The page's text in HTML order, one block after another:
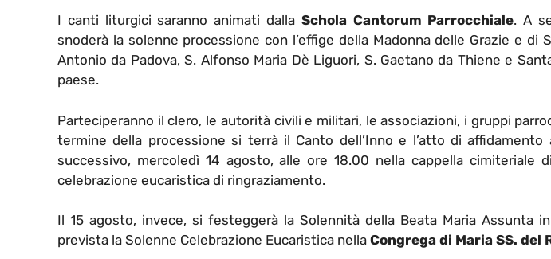
I canti liturgici saranno animati dalla Schola Cantorum Parrocchiale. A
snoderà la solenne processione con l’effige della Madonna delle Grazie e di
Antonio da Padova, S. Alfonso Maria Dè Liguori, S. Gaetano da Thiene e
paese.
Parteciperanno il clero, le autorità civili e militari, le associazioni, i gruppi
termine della processione si terrà il Canto dell’Inno e l’atto di affidamento
successivo, mercoledì 14 agosto, alle ore 18.00 nella cappella cimiteriale
celebrazione eucaristica di ringraziamento.
Il 15 agosto, invece, si festeggerà la Solennità della Beata Maria Assunta
prevista la Solenne Celebrazione Eucaristica nella Congrega di Maria SS. del